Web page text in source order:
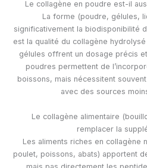
Le collagène en poudre est-il
La forme (poudre, gélules,
significativement la biodisponibilité
est la qualité du collagène
gélules offrent un dosage précis
poudres permettent de
boissons, mais nécessitent
avec des sources
Le collagène alimentaire
remplacer la
Les aliments riches en collagène
poulet, poissons, abats) apportent